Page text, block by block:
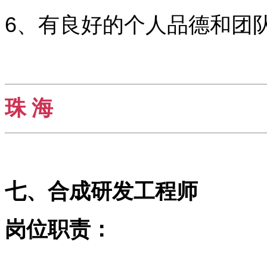
6、有良好的个人品德和团
珠 海
七、合成研发工程师
岗位职责：